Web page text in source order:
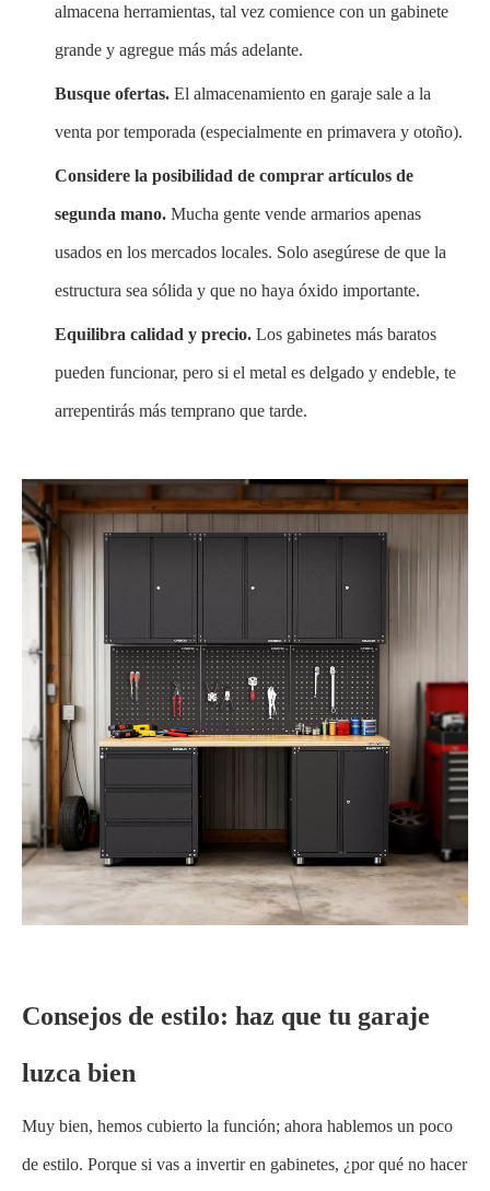
almacena herramientas, tal vez comience con un gabinete
grande y agregue más más adelante.
Busque ofertas. El almacenamiento en garaje sale a la
venta por temporada (especialmente en primavera y otoño).
Considere la posibilidad de comprar artículos de
segunda mano. Mucha gente vende armarios apenas
usados ​​en los mercados locales. Solo asegúrese de que la
estructura sea sólida y que no haya óxido importante.
Equilibra calidad y precio. Los gabinetes más baratos
pueden funcionar, pero si el metal es delgado y endeble, te
arrepentirás más temprano que tarde.
Consejos de estilo: haz que tu garaje
luzca bien
Muy bien, hemos cubierto la función; ahora hablemos un poco
de estilo. Porque si vas a invertir en gabinetes, ¿por qué no hacer